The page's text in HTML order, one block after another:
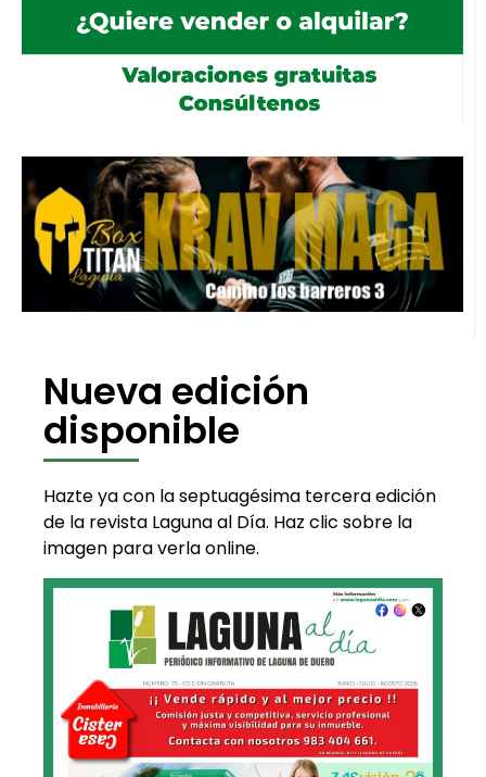
Nueva edición
disponible
Hazte ya con la septuagésima tercera edición
de la revista Laguna al Día. Haz clic sobre la
imagen para verla online.